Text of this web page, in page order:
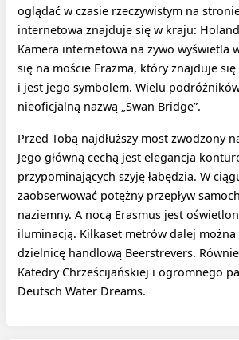
oglądać w czasie rzeczywistym na
internetowa znajduje się w kraju:
Kamera internetowa na żywo wyświetla
się na moście Erazma, który znajduje
i jest jego symbolem. Wielu
nieoficjalną nazwą „Swan Bridge”.
Przed Tobą najdłuższy most zwodzony
Jego główną cechą jest elegancja
przypominających szyję łabędzia. W
zaobserwować potężny przepływ
naziemny. A nocą Erasmus jest
iluminacją. Kilkaset metrów dalej można
dzielnicę handlową Beerstrevers.
Katedry Chrześcijańskiej i ogromnego
Deutsch Water Dreams.